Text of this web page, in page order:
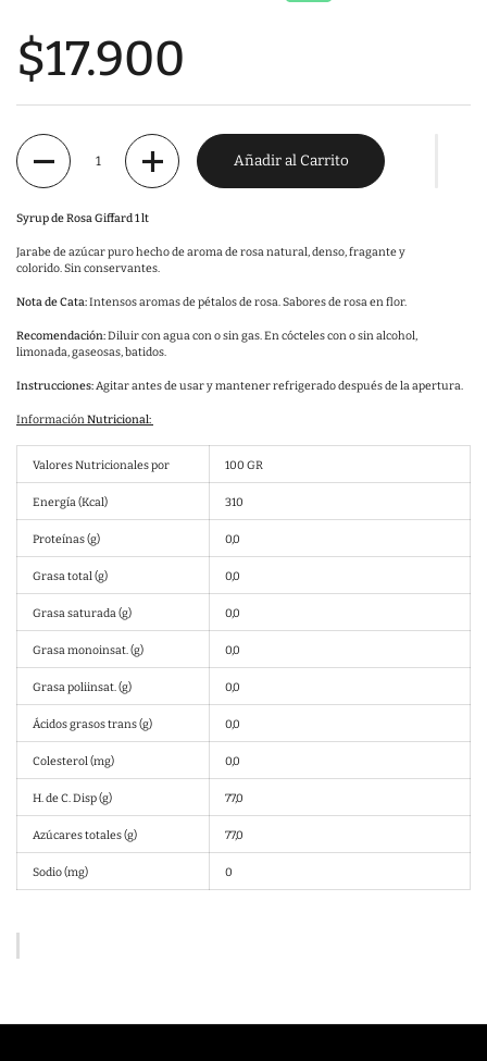
$17.900
Cantidad
Añadir al Carrito
Syrup de Rosa Giffard 1 lt
Jarabe de azúcar puro hecho de aroma de rosa natural, denso, fragante y
colorido. Sin conservantes.
Nota de Cata:Intensos aromas de pétalos de rosa. Sabores de rosa en flor.
Recomendación:Diluir con agua con o sin gas. En cócteles con o sin alcohol,
limonada, gaseosas, batidos.
Instrucciones:Agitar antes de usar y mantener refrigerado después de la apertura.
InformaciónNutricional:
Valores Nutricionales por 100 GR
Energía (Kcal) 310
Proteínas (g) 0,0
Grasa total (g) 0,0
Grasa saturada (g) 0,0
Grasa monoinsat. (g) 0,0
Grasa poliinsat. (g) 0,0
Ácidos grasos trans (g) 0,0
Colesterol (mg) 0,0
H. de C. Disp (g) 77,0
Azúcares totales (g) 77,0
Sodio (mg) 0